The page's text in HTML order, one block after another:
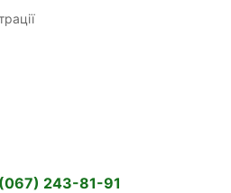
243-81-91